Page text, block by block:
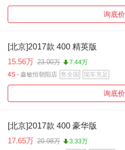
询底价
[北京]2017款 400 精英版
15.56万 23.00万
7.44万
4S - 鑫敏恒朝阳店 售全国 现车充足
询底价
[北京]2017款 400 豪华版
17.65万 20.98万
3.33万